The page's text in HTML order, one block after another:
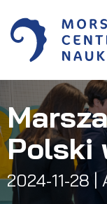
Polski
2024-11-28 |